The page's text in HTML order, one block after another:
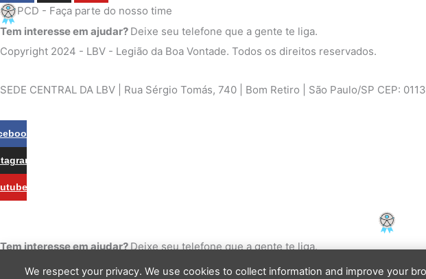
PCD - Faça parte do nosso time
Tem interesse em ajudar? Deixe seu telefone que a gente te liga.
Copyright 2024 - LBV - Legião da Boa Vontade. Todos os direitos reservados.
SEDE CENTRAL DA LBV | Rua Sérgio Tomás, 740 | Bom Retiro | São Paulo/SP CEP:
Tem interesse em ajudar? Deixe seu telefone que a gente te liga.
We respect your privacy. We use cookies to collect information and improve your